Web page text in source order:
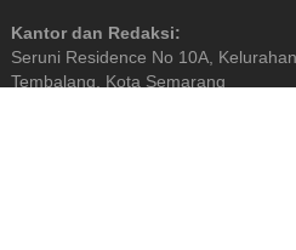
Kantor dan Redaksi:
Seruni Residence No 10A,
Tembalang, Kota Semarang